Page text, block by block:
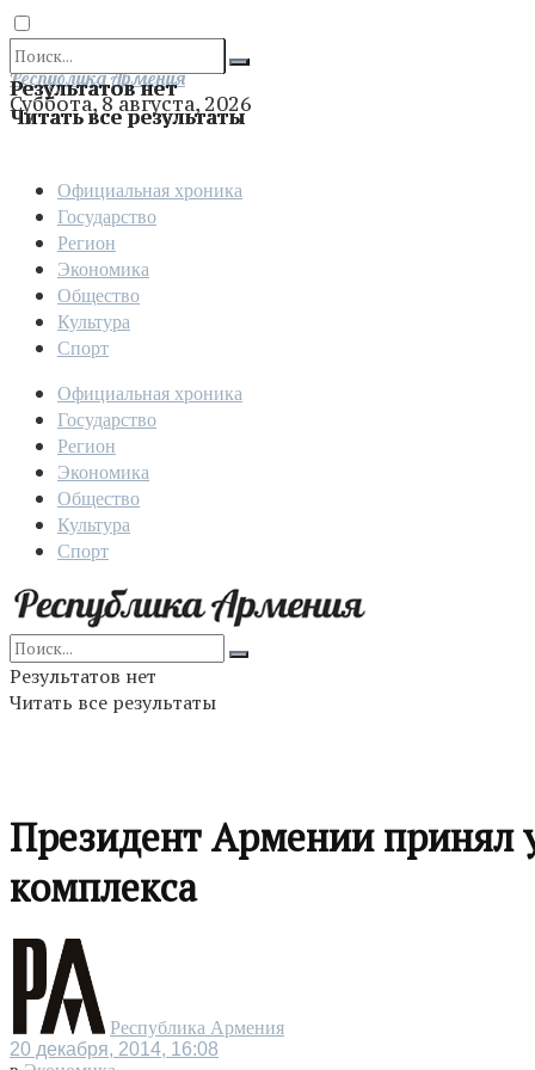
Результатов нет
Читать все результаты
Отправить
Республика Армения
Суббота, 8 августа, 2026
Официальная хроника
Государство
Регион
Экономика
Общество
Культура
Спорт
Официальная хроника
Государство
Регион
Экономика
Общество
Культура
Спорт
Результатов нет
Читать все результаты
Президент Армении принял
комплекса
Республика Армения
20 декабря, 2014, 16:08